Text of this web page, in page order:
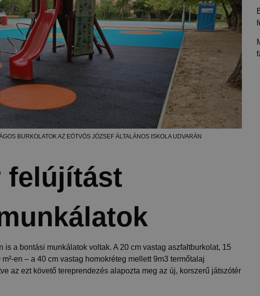
BURKOLATOK AZ EÖTVÖS JÓZSEF ÁLTALÁNOS ISKOLA UDVARÁN
felújítást
a bontási munkálatok voltak. A 20 cm vastag aszfaltburkolat, 15
en – a 40 cm vastag homokréteg mellett 9m3 termőtalaj
az ezt követő tereprendezés alapozta meg az új, korszerű játszótér